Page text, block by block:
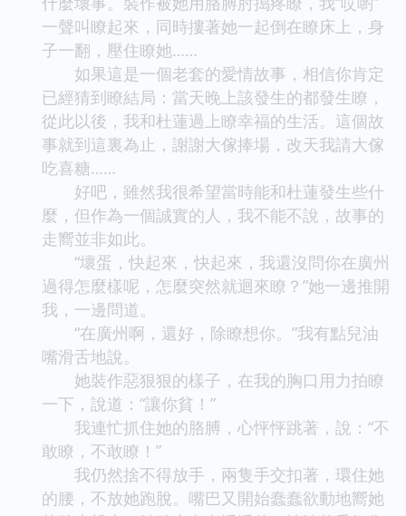
一聲叫瞭起來，同時摟著她一起倒在瞭床上，身
子一翻，壓住瞭她……
如果這是一個老套的愛情故事，相信你肯定
已經猜到瞭結局：當天晚上該發生的都發生瞭，
從此以後，我和杜蓮過上瞭幸福的生活。這個故
事就到這裏為止，謝謝大傢捧場，改天我請大傢
吃喜糖……
好吧，雖然我很希望當時能和杜蓮發生些什
麼，但作為一個誠實的人，我不能不說，故事的
走嚮並非如此。
“壞蛋，快起來，快起來，我還沒問你在廣州
過得怎麼樣呢，怎麼突然就迴來瞭？”她一邊推開
我，一邊問道。
“在廣州啊，還好，除瞭想你。”我有點兒油
嘴滑舌地說。
她裝作惡狠狠的樣子，在我的胸口用力拍瞭
一下，說道：“讓你貧！”
我連忙抓住她的胳膊，心怦怦跳著，說：“不
敢瞭，不敢瞭！”
我仍然捨不得放手，兩隻手交扣著，環住她
的腰，不放她跑脫。嘴巴又開始蠢蠢欲動地嚮她